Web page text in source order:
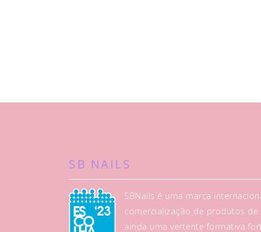
SB NAILS
SBNails é uma marca
comercialização de produtos de
ainda uma vertente formativa